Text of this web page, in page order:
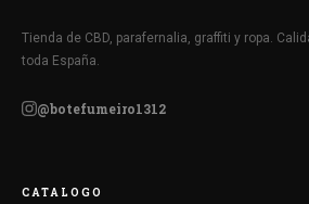
Tienda de CBD, parafernalia, graffiti y ropa.
toda España.
@botefumeiro1312
CATALOGO